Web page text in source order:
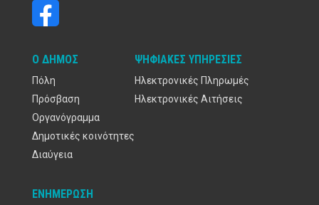
Ο ΔΉΜΟΣ
Πόλη
Πρόσβαση
Οργανόγραμμα
Δημοτικές κοινότητες
Διαύγεια
ΨΗΦΙΑΚΈΣ ΥΠΗΡΕΣΊΕΣ
Ηλεκτρονικές Πληρωμές
Ηλεκτρονικές Αιτήσεις
ΕΝΗΜΈΡΩΣΗ